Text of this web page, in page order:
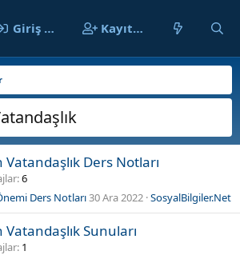
Giriş yap Kayıt ol
Vatandaşlık Ders Notları
6
Ders Notları30 Ara 2022 SosyalBilgiler.Net
Vatandaşlık Sunuları
1